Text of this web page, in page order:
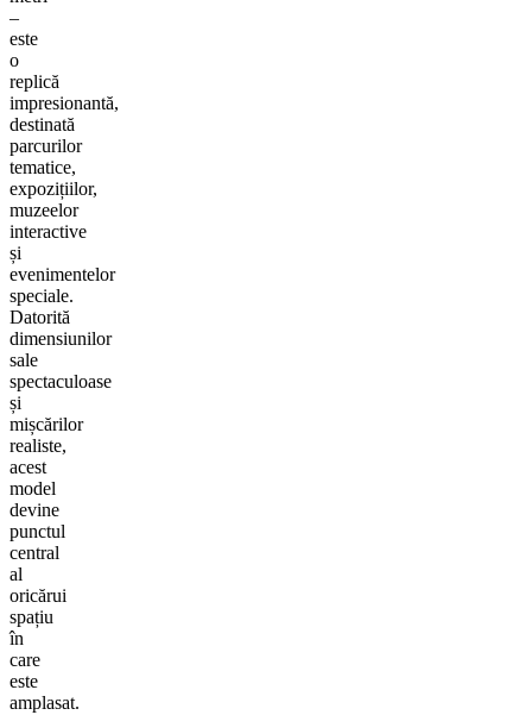
–
este
o
replică
impresionantă,
destinată
parcurilor
tematice,
expozițiilor,
muzeelor
interactive
și
evenimentelor
speciale.
Datorită
dimensiunilor
sale
spectaculoase
și
mișcărilor
realiste,
acest
model
devine
punctul
central
al
oricărui
spațiu
în
care
este
amplasat.